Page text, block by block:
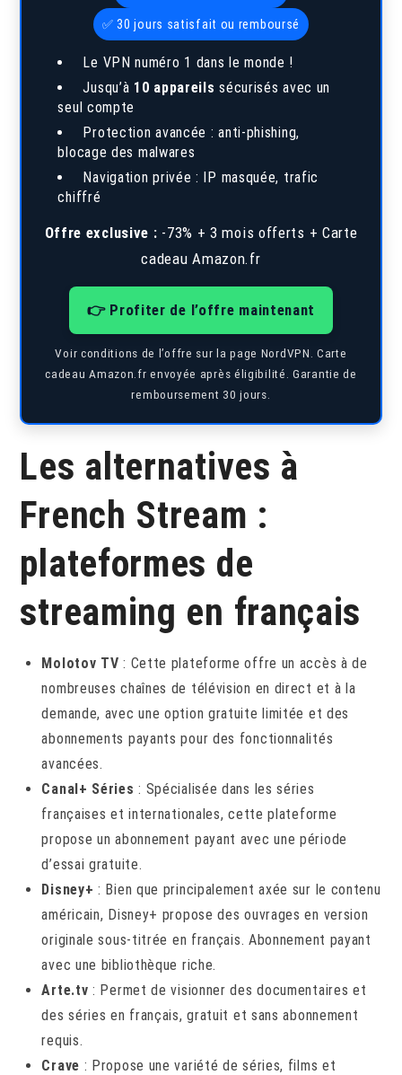
✅ 30 jours satisfait ou remboursé
Le VPN numéro 1 dans le monde !
Jusqu’à 10 appareils sécurisés avec un
seul compte
Protection avancée : anti-phishing,
blocage des malwares
Navigation privée : IP masquée, trafic
chiffré
Offre exclusive : -73% + 3 mois offerts + Carte
cadeau Amazon.fr
👉 Profiter de l’offre maintenant
Voir conditions de l’offre sur la page NordVPN. Carte
cadeau Amazon.fr envoyée après éligibilité. Garantie de
remboursement 30 jours.
Les alternatives à
French Stream :
plateformes de
streaming en français
Molotov TV : Cette plateforme offre un accès à de
nombreuses chaînes de télévision en direct et à la
demande, avec une option gratuite limitée et des
abonnements payants pour des fonctionnalités
avancées.
Canal+ Séries : Spécialisée dans les séries
françaises et internationales, cette plateforme
propose un abonnement payant avec une période
d’essai gratuite.
Disney+ : Bien que principalement axée sur le contenu
américain, Disney+ propose des ouvrages en version
originale sous-titrée en français. Abonnement payant
avec une bibliothèque riche.
Arte.tv : Permet de visionner des documentaires et
des séries en français, gratuit et sans abonnement
requis.
Crave : Propose une variété de séries, films et